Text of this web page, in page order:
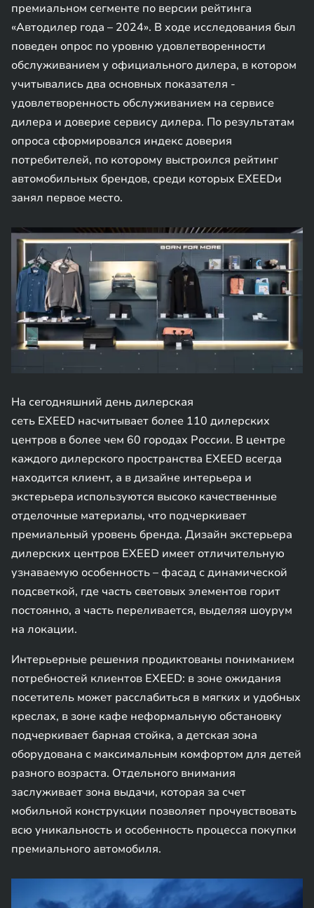
премиальном сегменте по версии рейтинга
«Автодилер года – 2024». В ходе исследования был
поведен опрос по уровню удовлетворенности
обслуживанием у официального дилера, в котором
учитывались два основных показателя -
удовлетворенность обслуживанием на сервисе
дилера и доверие сервису дилера. По результатам
опроса сформировался индекс доверия
потребителей, по которому выстроился рейтинг
автомобильных брендов, среди которых EXEEDи
занял первое место.
На сегодняшний день дилерская
сеть EXEED насчитывает более 110 дилерских
центров в более чем 60 городах России. В центре
каждого дилерского пространства EXEED всегда
находится клиент, а в дизайне интерьера и
экстерьера используются высоко качественные
отделочные материалы, что подчеркивает
премиальный уровень бренда. Дизайн экстерьера
дилерских центров EXEED имеет отличительную
узнаваемую особенность – фасад с динамической
подсветкой, где часть световых элементов горит
постоянно, а часть переливается, выделяя шоурум
на локации.
Интерьерные решения продиктованы пониманием
потребностей клиентов EXEED: в зоне ожидания
посетитель может расслабиться в мягких и удобных
креслах, в зоне кафе неформальную обстановку
подчеркивает барная стойка, а детская зона
оборудована с максимальным комфортом для детей
разного возраста. Отдельного внимания
заслуживает зона выдачи, которая за счет
мобильной конструкции позволяет прочувствовать
всю уникальность и особенность процесса покупки
премиального автомобиля.